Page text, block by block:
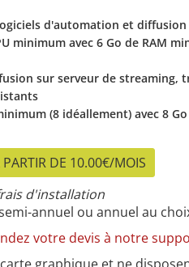
d'automation et
minimum avec 6 Go de RAM
sur serveur de
(8 idéallement) avec 8
DE 10.00€/MOIS
d'installation
annuel ou annuel au
votre devis à notre